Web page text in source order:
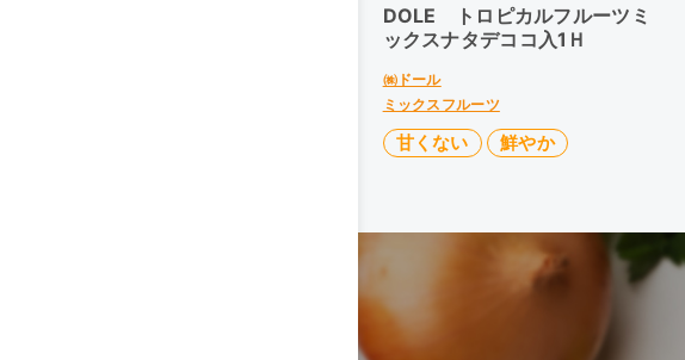
DOLE トロピカルフルーツミ
ックスナタデココ入1Ｈ
㈱ドール
ミックスフルーツ
甘くない 鮮やか